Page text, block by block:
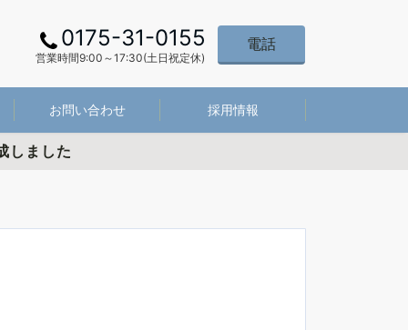
0175-31-0155
営業時間9:00～17:30(土日祝定休)
電話
お問い合わせ 採用情報
しました